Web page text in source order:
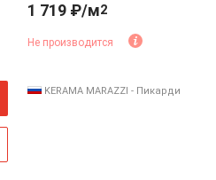
1 719 ₽/м2
Не производится
KERAMA MARAZZI - Пикарди